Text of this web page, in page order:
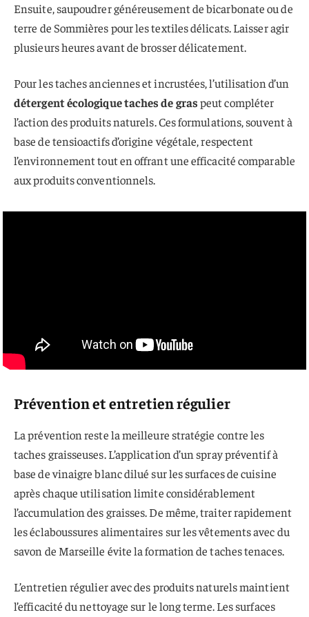
Ensuite, saupoudrer généreusement de bicarbonate ou de
terre de Sommières pour les textiles délicats. Laisser agir
plusieurs heures avant de brosser délicatement.
Pour les taches anciennes et incrustées, l’utilisation d’un
détergent écologique taches de graspeut compléter
l’action des produits naturels. Ces formulations, souvent à
base de tensioactifs d’origine végétale, respectent
l’environnement tout en offrant une efficacité comparable
aux produits conventionnels.
Prévention et entretien régulier
La prévention reste la meilleure stratégie contre les
taches graisseuses. L’application d’un spray préventif à
base de vinaigre blanc dilué sur les surfaces de cuisine
après chaque utilisation limite considérablement
l’accumulation des graisses. De même, traiter rapidement
les éclaboussures alimentaires sur les vêtements avec du
savon de Marseille évite la formation de taches tenaces.
L’entretien régulier avec des produits naturels maintient
l’efficacité du nettoyage sur le long terme. Les surfaces